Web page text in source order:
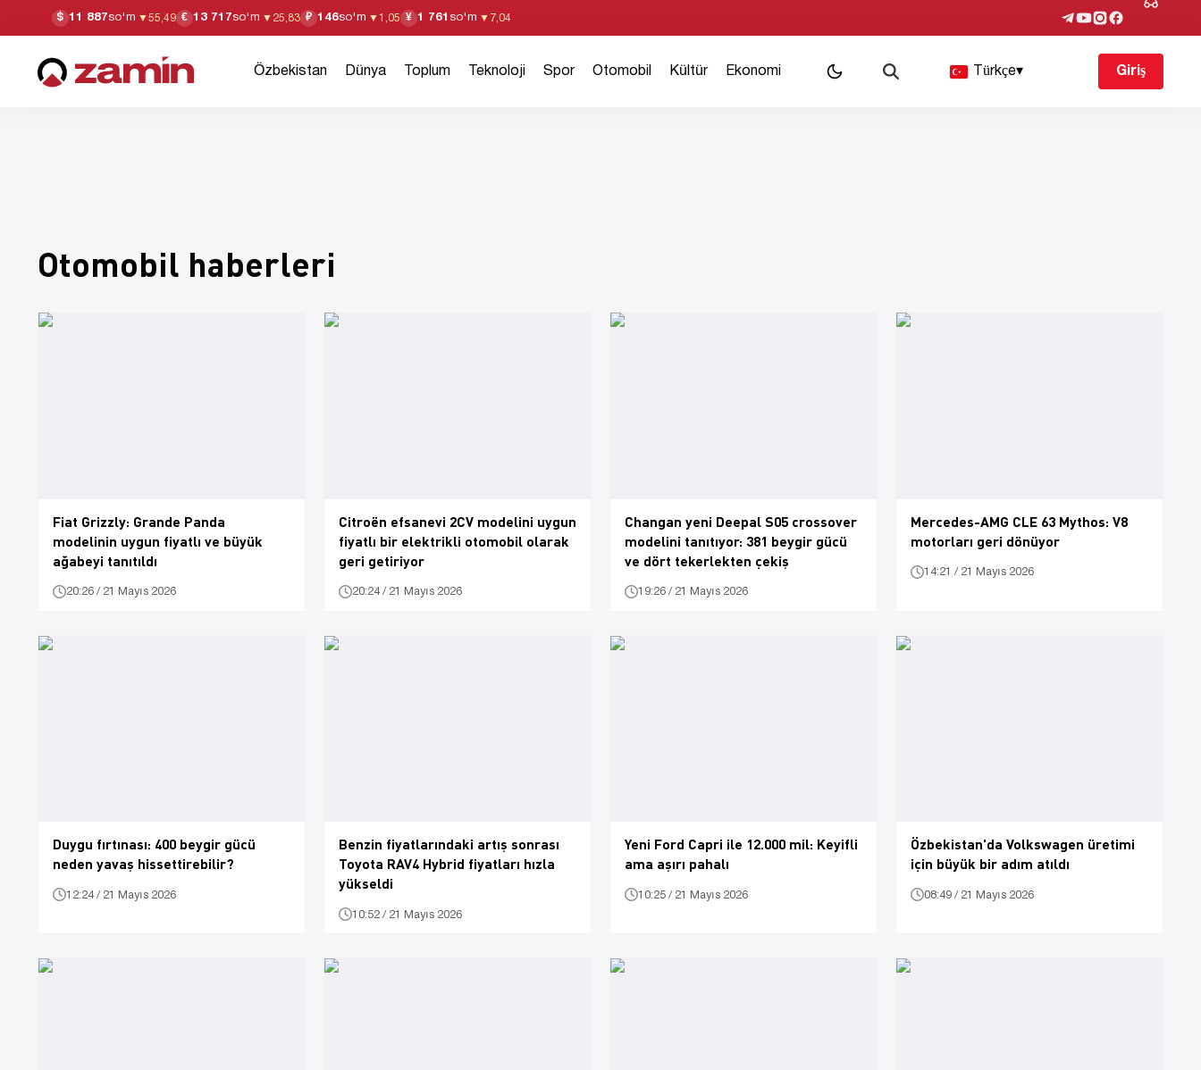
$ 11 887so'm ▼55,49 € 13 717so'm ▼ 25,83 ₽ 146so'm ▼1,05 ¥ 1 761 so'm ▼ 7,04
Özbekistan Dünya Toplum Teknoloji Spor Otomobil Kültür Ekonomi Türkçe▾ Giriş
Otomobil haberleri
Fiat Grizzly: Grande Panda
modelinin uygun fiyatlı ve büyük
ağabeyi tanıtıldı
20:26 / 21 Mayıs 2026
Citroën efsanevi 2CV modelini uygun
fiyatlı bir elektrikli otomobil olarak
geri getiriyor
20:24 / 21 Mayıs 2026
Changan yeni Deepal S05 crossover
modelini tanıtıyor: 381 beygir gücü
ve dört tekerlekten çekiş
19:26 / 21 Mayıs 2026
Mercedes-AMG CLE 63 Mythos: V8
motorları geri dönüyor
14:21 / 21 Mayıs 2026
Duygu fırtınası: 400 beygir gücü
neden yavaş hissettirebilir?
12:24 / 21 Mayıs 2026
Benzin fiyatlarındaki artış sonrası
Toyota RAV4 Hybrid fiyatları hızla
yükseldi
10:52 / 21 Mayıs 2026
Yeni Ford Capri ile 12.000 mil: Keyifli
ama aşırı pahalı
10:25 / 21 Mayıs 2026
Özbekistan'da Volkswagen üretimi
için büyük bir adım atıldı
08:49 / 21 Mayıs 2026